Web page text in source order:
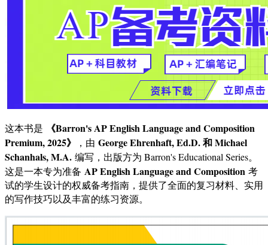
这本书是
《Barron's AP English Language and Composition
Premium, 2025》
，由 George Ehrenhaft, Ed.D. 和 Michael
Schanhals, M.A. 编写，出版方为 Barron's Educational Series。
这是一本专为准备 AP English Language and Composition 考
试的学生设计的权威备考指南，提供了全面的复习材料、实用
的写作技巧以及丰富的练习资源。